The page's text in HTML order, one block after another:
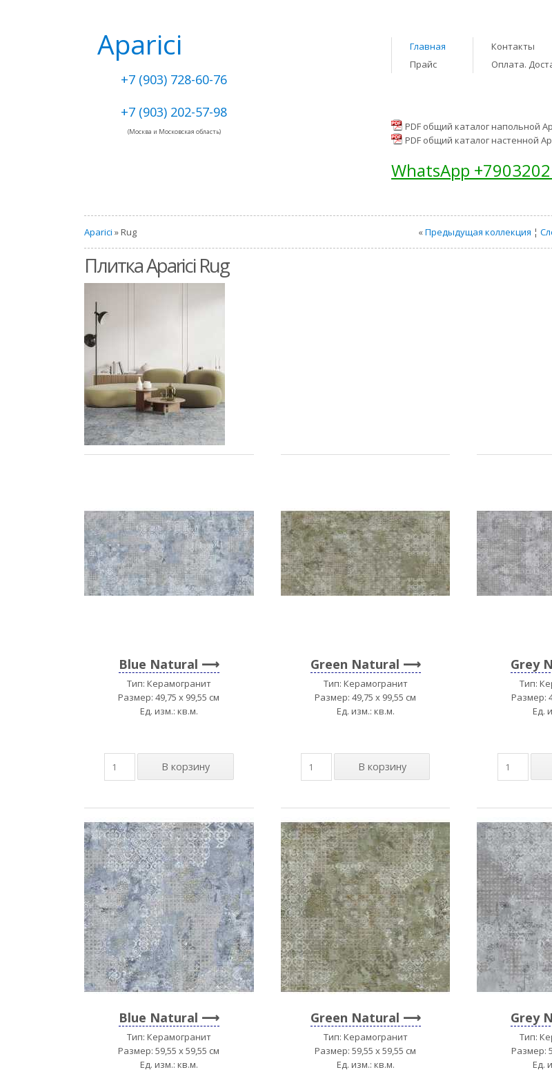
Aparici
+7 (903) 728-60-76
+7 (903) 202-57-98
(Москва и Московская область)
Главная
Прайс
Контакты
Оплата.
PDF общий каталог напольной
PDF общий каталог настенной
WhatsApp
Aparici » Rug «Предыдущая коллекция ¦
Плитка Aparici Rug
Blue Natural
Тип: Керамогранит
Размер: 49,75 x 99,55 см
Ед. изм.: кв.м.
Green Natural
Тип: Керамогранит
Размер: 49,75 x 99,55 см
Ед. изм.: кв.м.
Grey
Тип:
Размер:
Ед.
Blue Natural
Тип: Керамогранит
Размер: 59,55 x 59,55 см
Ед. изм.: кв.м.
Green Natural
Тип: Керамогранит
Размер: 59,55 x 59,55 см
Ед. изм.: кв.м.
Grey
Тип:
Размер:
Ед.